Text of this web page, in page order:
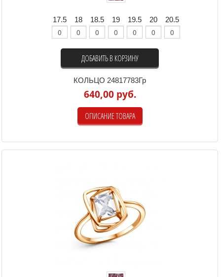
17.5 18 18.5 19 19.5 20 20.5
ДОБАВИТЬ В КОРЗИНУ
КОЛЬЦО 24817783Гр
640,00 руб.
ОПИСАНИЕ ТОВАРА